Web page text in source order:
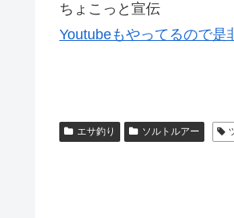
ちょこっと宣伝
Youtubeもやってるので是
エサ釣り ソルトルアー